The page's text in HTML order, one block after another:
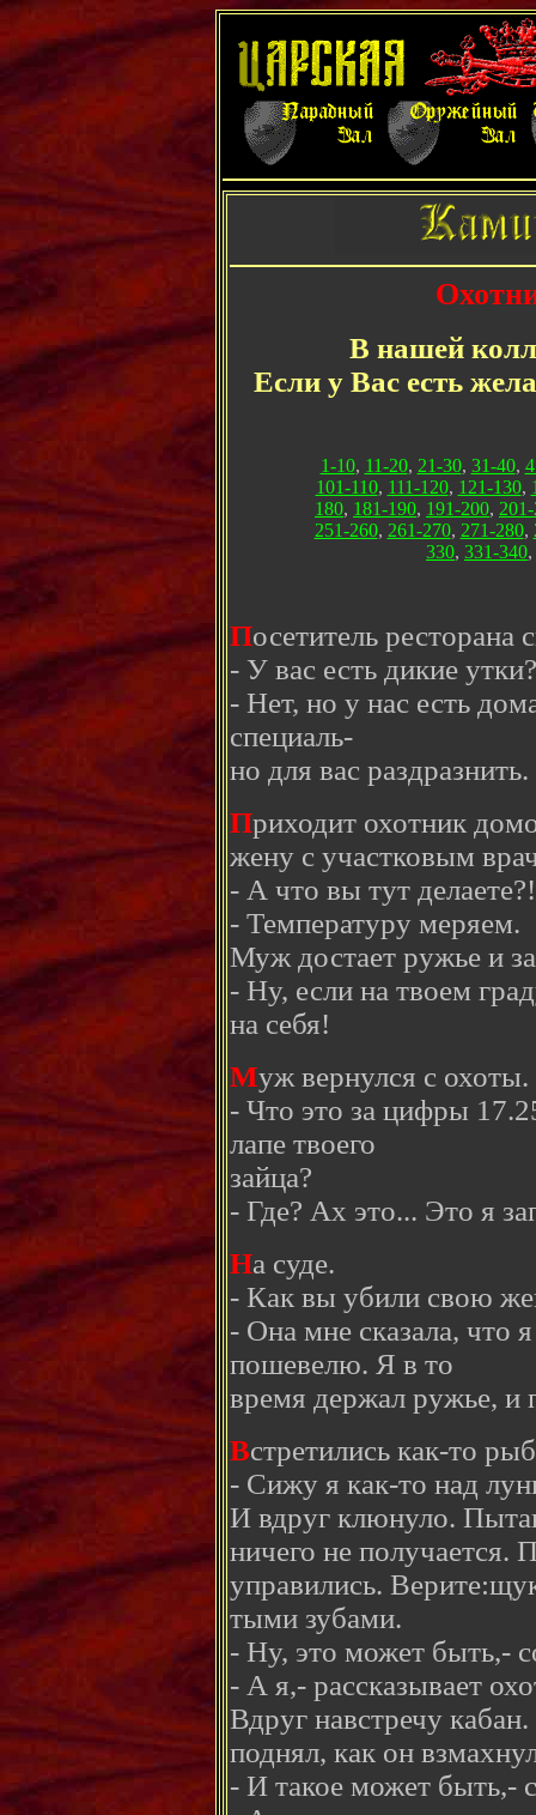
В нашей
Если у Вас есть
1-10, 11-20, 21-30, 31-40,
101-110, 111-120, 121-130,
180, 181-190, 191-200,
251-260, 261-270, 271-280,
330, 331-340,
Посетитель ресторана
- У вас есть дикие утки?
- Нет, но у нас есть
специаль-
но для вас раздразнить.
Приходит охотник
жену с участковым
- А что вы тут делаете?!
- Температуру меряем.
Муж достает ружье и
- Ну, если на твоем
на себя!
Муж вернулся с
- Что это за цифры
лапе твоего
зайца?
- Где? Ах это... Это я
На суде.
- Как вы убили свою
- Она мне сказала, что
пошевелю. Я в то
время держал ружье, и
Встретились как-то
- Сижу я как-то над
И вдруг клюнуло.
ничего не получается.
управились.
тыми зубами.
- Ну, это может быть,-
- А я,- рассказывает
Вдруг навстречу
поднял, как он
- И такое может быть,-